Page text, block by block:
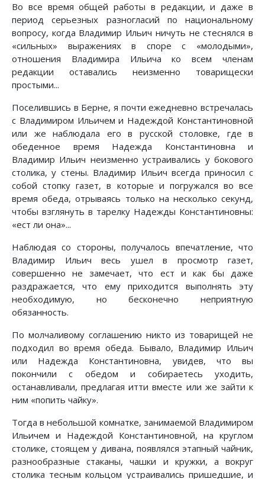
Во все время общей работы в редакции, и даже в
период серьезных разногласий по национальному
вопросу, когда Владимир Ильич ничуть не стеснялся в
«сильных» выражениях в споре с «молодыми»,
отношения Владимира Ильича ко всем членам
редакции оставались неизменно товарищески
простыми...
Поселившись в Берне, я почти ежедневно встречалась
с Владимиром Ильичем и Надеждой Константиновной
или же наблюдала его в русской столовке, где в
обеденное время Надежда Константиновна и
Владимир Ильич неизменно устраивались у бокового
столика, у стены. Владимир Ильич всегда приносил с
собой стопку газет, в которые и погружался во все
время обеда, отрываясь только на несколько секунд,
чтобы взглянуть в тарелку Надежды Константиновны:
«ест ли она»...
Наблюдая со стороны, получалось впечатление, что
Владимир Ильич весь ушел в просмотр газет,
совершенно не замечает, что ест и как бы даже
раздражается, что ему приходится выполнять эту
необходимую, но бесконечно неприятную
обязанность.
По молчаливому соглашению никто из товарищей не
подходил во время обеда. Бывало, Владимир Ильич
или Надежда Константиновна, увидев, что вы
покончили с обедом и собираетесь уходить,
останавливали, предлагая итти вместе или же зайти к
ним «попить чайку».
Тогда в небольшой комнатке, занимаемой Владимиром
Ильичем и Надеждой Константиновной, на круглом
столике, стоящем у дивана, появлялся этапный чайник,
разнообразные стаканы, чашки и кружки, а вокруг
столика тесным кольцом устраивались пришедшие, и